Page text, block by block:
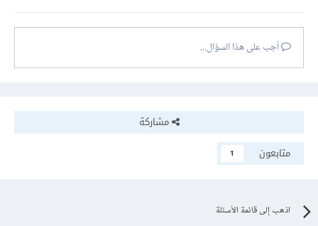
أجب على هذا السؤال...
مشاركة
متابعون
1
اذهب إلى قائمة الأسئلة